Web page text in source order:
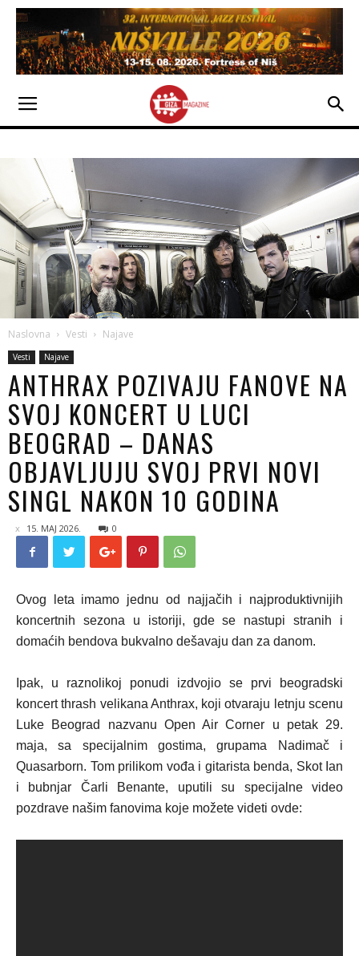
Naslovna Vesti Najave
Vesti Najave
ANTHRAX POZIVAJU FANOVE NA
SVOJ KONCERT U LUCI
BEOGRAD – DANAS
OBJAVLJUJU SVOJ PRVI NOVI
SINGL NAKON 10 GODINA
15. MAJ 2026. 0
Ovog leta imamo jednu od najjačih i najproduktivnijih
koncertnih sezona u istoriji, gde se nastupi stranih i
domaćih bendova bukvalno dešavaju dan za danom.
Ipak, u raznolikoj ponudi izdvojio se prvi beogradski
koncert thrash velikana Anthrax, koji otvaraju letnju scenu
Luke Beograd nazvanu Open Air Corner u petak 29.
maja, sa specijalnim gostima, grupama Nadimač i
Quasarborn. Tom prilikom vođa i gitarista benda, Skot Ian
i bubnjar Čarli Benante, uputili su specijalne video
pozdrave našim fanovima koje možete videti ovde: